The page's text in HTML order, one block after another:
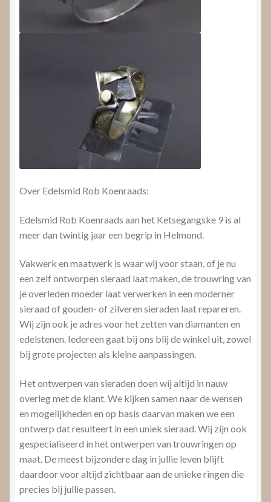
Over Edelsmid Rob Koenraads:
Edelsmid Rob Koenraads aan het Ketsegangske 9 is al
meer dan twintig jaar een begrip in Helmond.
Vakwerk en maatwerk is waar wij voor staan, of je nu
een zelf ontworpen sieraad laat maken, de trouwring van
je overleden moeder laat verwerken in een moderner
sieraad of gouden- of zilveren sieraden laat repareren.
Wij zijn ook je adres voor het zetten van diamanten en
edelstenen. Iedereen gaat bij ons blij de winkel uit, zowel
bij grote projecten als kleine aanpassingen.
Het ontwerpen van sieraden doen wij altijd in nauw
overleg met de klant. We kijken samen naar de wensen
en mogelijkheden en op basis daarvan maken we een
ontwerp dat resulteert in een uniek sieraad. Wij zijn ook
gespecialiseerd in het ontwerpen van trouwringen op
maat. De meest bijzondere dag in jullie leven blijft
daardoor voor altijd zichtbaar aan de unieke ringen die
precies bij jullie passen.